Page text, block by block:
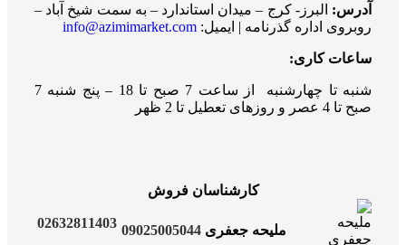
آدرس: البرز- کرج – میدان استاندارد – به سمت شیخ آباد –
روبروی اداره گذرنامه | ایمیل: info@azimimarket.com
ساعات کاری:
شنبه تا چهارشنبه از ساعت 7 صبح تا 18 – پنج شنبه 7
صبح تا 4 عصر و روزهای تعطیل تا 2 ظهر
کارشناسان فروش
ملیحه جعفری 09025005044
02632811403